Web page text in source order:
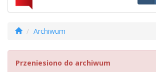
Archiwum
Przeniesiono do archiwum